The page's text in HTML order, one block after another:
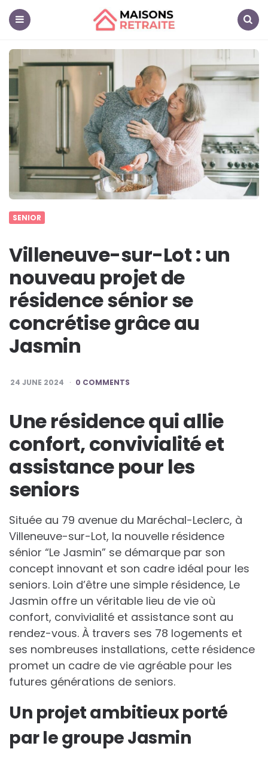
Maisons
Retraite
SENIOR
Villeneuve-sur-Lot : un
nouveau projet de
résidence sénior se
concrétise grâce au
Jasmin
24 JUNE 2024 0 COMMENTS
Une résidence qui allie
confort, convivialité et
assistance pour les
seniors
Située au 79 avenue du Maréchal-Leclerc, à
Villeneuve-sur-Lot, la nouvelle résidence
sénior “Le Jasmin” se démarque par son
concept innovant et son cadre idéal pour les
seniors. Loin d’être une simple résidence, Le
Jasmin offre un véritable lieu de vie où
confort, convivialité et assistance sont au
rendez-vous. À travers ses 78 logements et
ses nombreuses installations, cette résidence
promet un cadre de vie agréable pour les
futures générations de seniors.
Un projet ambitieux porté
par le groupe Jasmin